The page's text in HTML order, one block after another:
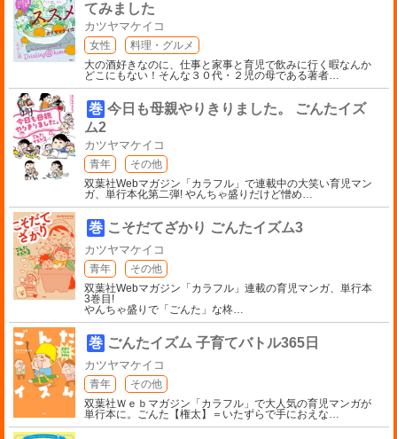
てみました
カツヤマケイコ
女性
料理・グルメ
大の酒好きなのに、仕事と家事と育児で飲みに行く暇なんか
どこにもない！そんな３０代・２児の母である著者…
巻 今日も母親やりきりました。 ごんたイズ
ム2
カツヤマケイコ
青年
その他
双葉社Webマガジン「カラフル」で連載中の大笑い育児マン
ガ、単行本化第二弾! やんちゃ盛りだけど憎め…
巻 こそだてざかり ごんたイズム3
カツヤマケイコ
青年
その他
双葉社Webマガジン「カラフル」連載の育児マンガ、単行本
3巻目!
やんちゃ盛りで「ごんた」な柊…
巻 ごんたイズム 子育てバトル365日
カツヤマケイコ
青年
その他
双葉社Ｗｅｂマガジン「カラフル」で大人気の育児マンガが
単行本に。ごんた【権太】＝いたずらで手におえな…